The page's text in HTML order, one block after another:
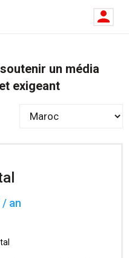
un média
exigeant
/ an